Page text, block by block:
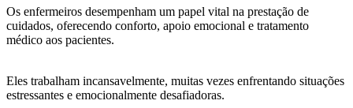
Os enfermeiros desempenham um papel vital na prestação de
cuidados, oferecendo conforto, apoio emocional e tratamento
médico aos pacientes.
Eles trabalham incansavelmente, muitas vezes enfrentando situações
estressantes e emocionalmente desafiadoras.